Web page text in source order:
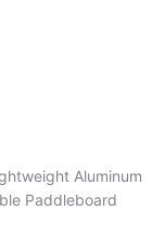
Aluminum
Paddleboard